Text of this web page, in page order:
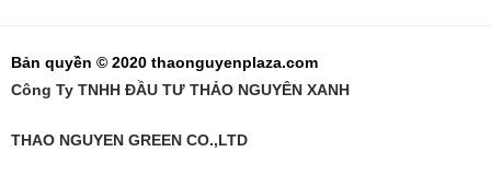
Bản quyền © 2020 thaonguyenplaza.com
Công Ty TNHH ĐẦU TƯ THẢO NGUYÊN XANH
THAO NGUYEN GREEN CO.,LTD